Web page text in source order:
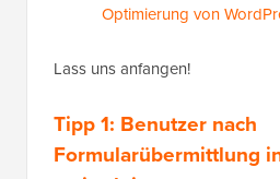
Optimierung von
Lass uns anfangen!
Tipp 1: Benutzer nach
Formularübermittlung